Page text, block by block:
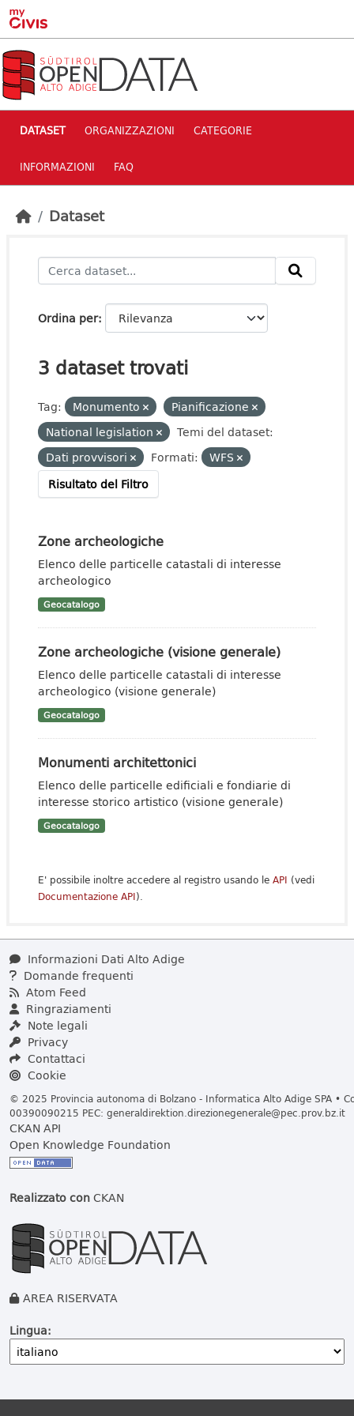
Skip to main content
DATASET ORGANIZZAZIONI CATEGORIE
INFORMAZIONI FAQ
Dataset
Ordina per
3 dataset trovati
Tag: Monumento
Pianificazione
National legislation
Temi del dataset:
Dati provvisori
Formati:
WFS
Risultato del Filtro
Zone archeologiche
Elenco delle particelle catastali di interesse
archeologico
Geocatalogo
Zone archeologiche (visione generale)
Elenco delle particelle catastali di interesse
archeologico (visione generale)
Geocatalogo
Monumenti architettonici
Elenco delle particelle edificiali e fondiarie di
interesse storico artistico (visione generale)
Geocatalogo
E' possibile inoltre accedere al registro usando le API (vedi
Documentazione API).
Informazioni Dati Alto Adige
Domande frequenti
Atom Feed
Ringraziamenti
Note legali
Privacy
Contattaci
Cookie
© 2025 Provincia autonoma di Bolzano - Informatica Alto Adige SPA •
00390090215 PEC: generaldirektion.direzionegenerale@pec.prov.bz.it
CKAN API
Open Knowledge Foundation
Realizzato conCKAN
AREA RISERVATA
Lingua